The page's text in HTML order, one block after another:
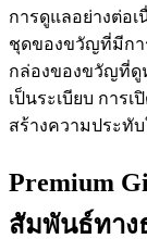
การดูแลอย่างต่อเ
ชุดของขวัญที่มีกา
กล่องของขวัญที่ดู
เป็นระเบียบ การ
สร้างความประทั
Premium
สัมพันธ์ทาง